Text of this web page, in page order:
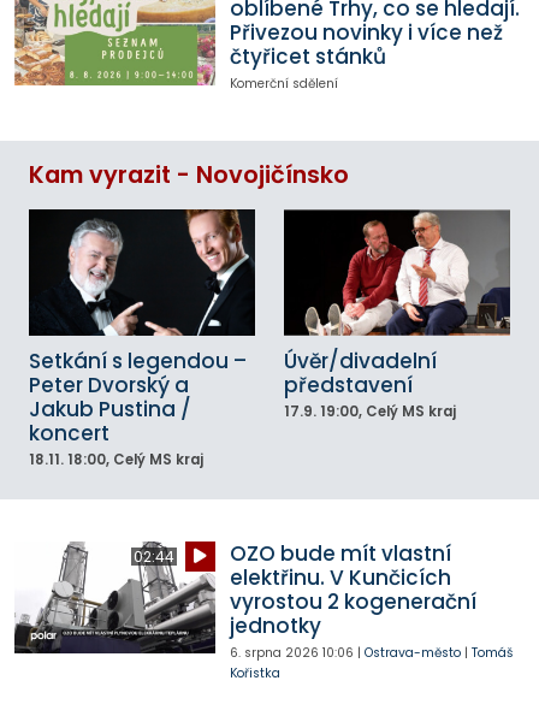
oblíbené Trhy, co se hledají.
Přivezou novinky i více než
čtyřicet stánků
Komerční sdělení
Kam vyrazit - Novojičínsko
Setkání s legendou –
Peter Dvorský a
Jakub Pustina /
koncert
18.11. 18:00, Celý MS kraj
Úvěr/divadelní
představení
17.9. 19:00, Celý MS kraj
02:44
OZO bude mít vlastní
elektřinu. V Kunčicích
vyrostou 2 kogenerační
jednotky
6. srpna 2026 10:06 | Ostrava-město| Tomáš
Kořistka